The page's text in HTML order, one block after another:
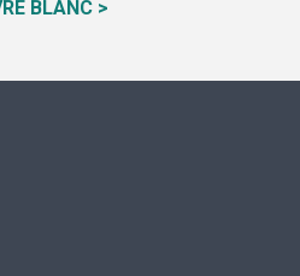
BLANC >